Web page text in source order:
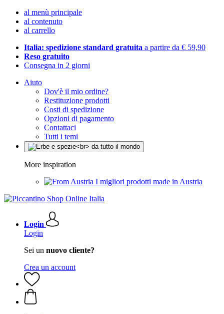
al menù principale
al contenuto
al carrello
Italia: spedizione standard gratuita a partire da € 59,90
Reso gratuito
Consegna in 2 giorni
Aiuto
Dov'è il mio ordine?
Restituzione prodotti
Costi di spedizione
Opzioni di pagamento
Contattaci
Tutti i temi
More inspiration
I migliori prodotti made in Austria
Login
Login
Sei un nuovo cliente?
Crea un account